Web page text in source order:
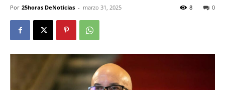
Por 25horas DeNoticias - marzo 31, 2025 0
8